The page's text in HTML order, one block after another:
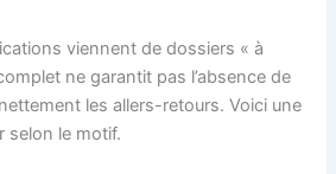
viennent de dossiers « à
ne garantit pas l’absence de
les allers-retours. Voici une
selon le motif.